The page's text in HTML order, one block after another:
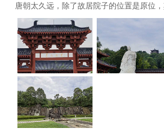
唐朝太久远，除了故居院子的位置是原位，